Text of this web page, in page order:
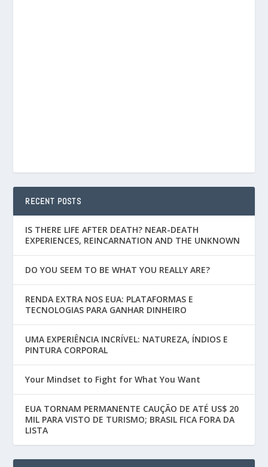
RECENT POSTS
IS THERE LIFE AFTER DEATH? NEAR-DEATH
EXPERIENCES, REINCARNATION AND THE UNKNOWN
DO YOU SEEM TO BE WHAT YOU REALLY ARE?
RENDA EXTRA NOS EUA: PLATAFORMAS E
TECNOLOGIAS PARA GANHAR DINHEIRO
UMA EXPERIÊNCIA INCRÍVEL: NATUREZA, ÍNDIOS E
PINTURA CORPORAL
Your Mindset to Fight for What You Want
EUA TORNAM PERMANENTE CAUÇÃO DE ATÉ US$ 20
MIL PARA VISTO DE TURISMO; BRASIL FICA FORA DA
LISTA